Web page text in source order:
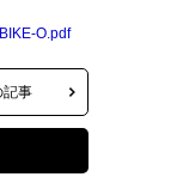
O.pdf
記事